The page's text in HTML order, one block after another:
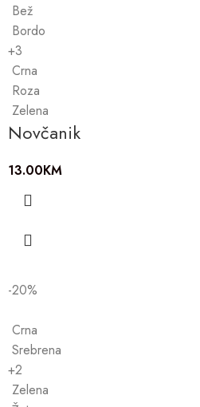
Bež
Bordo
+3
Crna
Roza
Zelena
Novčanik
13.00KM
-20%
Crna
Srebrena
+2
Zelena